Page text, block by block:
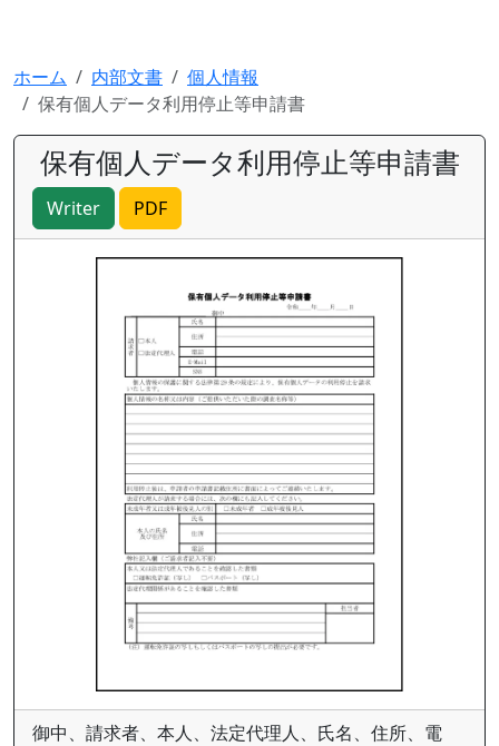
ホーム 内部文書
個人情報
保有個人データ利用停止等申請書
保有個人データ利用停止等申請書
Writer PDF
御中、請求者、本人、法定代理人、氏名、住所、電